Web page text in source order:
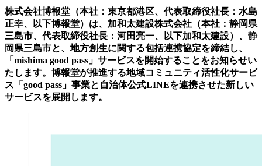
株式会社博報堂（本社：東京都港区、代表取締役社長：水島
正幸、以下博報堂）は、加和太建設株式会社（本社：静岡県
三島市、代表取締役社長：河田亮一、以下加和太建設）、静
岡県三島市と、地方創生に関する包括連携協定を締結し、
「mishima good pass」サービスを開始することをお知らせい
たします。博報堂が推進する地域コミュニティ活性化サービ
ス「good pass」事業と自治体公式LINEを連携させた新しい
サービスを展開します。